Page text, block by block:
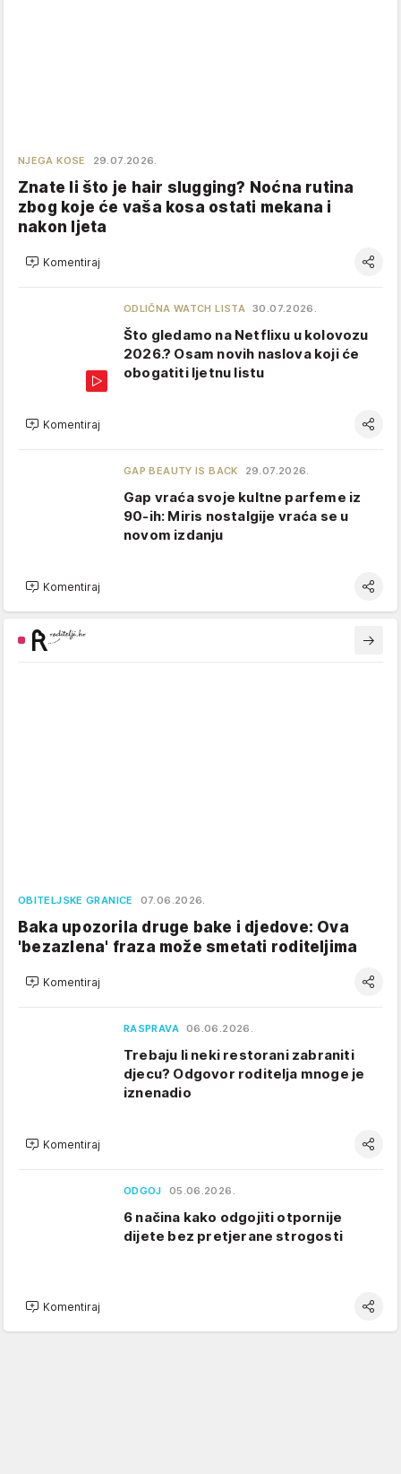
NJEGA KOSE 29.07.2026.
Znate li što je hair slugging? Noćna rutina
zbog koje će vaša kosa ostati mekana i
nakon ljeta
Komentiraj
ODLIČNA WATCH LISTA 30.07.2026.
Što gledamo na Netflixu u kolovozu
2026.? Osam novih naslova koji će
obogatiti ljetnu listu
Komentiraj
GAP BEAUTY IS BACK 29.07.2026.
Gap vraća svoje kultne parfeme iz
90-ih: Miris nostalgije vraća se u
novom izdanju
Komentiraj
OBITELJSKE GRANICE 07.06.2026.
Baka upozorila druge bake i djedove: Ova
'bezazlena' fraza može smetati roditeljima
Komentiraj
RASPRAVA 06.06.2026.
Trebaju li neki restorani zabraniti
djecu? Odgovor roditelja mnoge je
iznenadio
Komentiraj
ODGOJ 05.06.2026.
6 načina kako odgojiti otpornije
dijete bez pretjerane strogosti
Komentiraj